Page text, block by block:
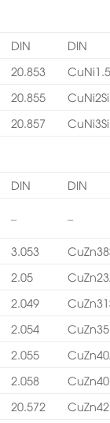
DIN
DIN
20.853
20.855
CuNi2Si
20.857 CuNi3Si
DIN DIN
– –
3.053
2.05
2.049
2.054
2.055
2.058
20.572